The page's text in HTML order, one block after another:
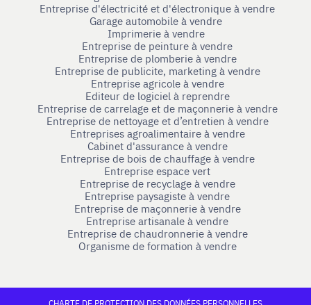
Entreprise d'électricité et d'électronique à vendre
Garage automobile à vendre
Imprimerie à vendre
Entreprise de peinture à vendre
Entreprise de plomberie à vendre
Entreprise de publicite, marketing à vendre
Entreprise agricole à vendre
Editeur de logiciel à reprendre
Entreprise de carrelage et de maçonnerie à vendre
Entreprise de nettoyage et d’entretien à vendre
Entreprises agroalimentaire à vendre
Cabinet d'assurance à vendre
Entreprise de bois de chauffage à vendre
Entreprise espace vert
Entreprise de recyclage à vendre
Entreprise paysagiste à vendre
Entreprise de maçonnerie à vendre
Entreprise artisanale à vendre
Entreprise de chaudronnerie à vendre
Organisme de formation à vendre